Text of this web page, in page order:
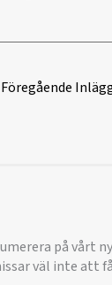
Föregående
på vårt
väl inte att